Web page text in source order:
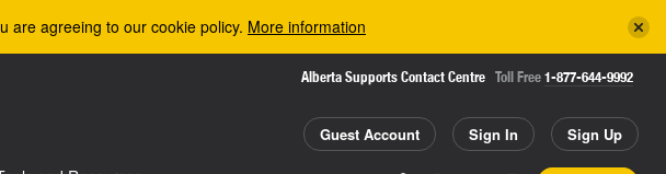
are agreeing to our cookie policy. More information
Alberta Supports Contact Centre Toll Free 1-877-644-9992
Guest Account Sign In Sign Up